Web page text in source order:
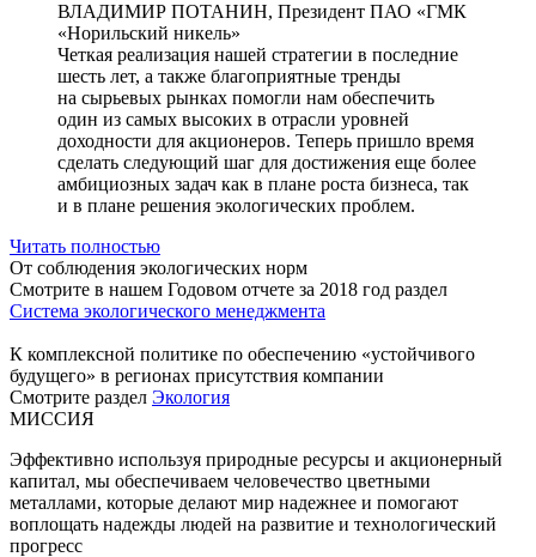
ВЛАДИМИР ПОТАНИН, Президент ПАО «ГМК
«Норильский никель»
Четкая реализация нашей стратегии в последние
шесть лет, а также благоприятные тренды
на сырьевых рынках помогли нам обеспечить
один из самых высоких в отрасли уровней
доходности для акционеров. Теперь пришло время
сделать следующий шаг для достижения еще более
амбициозных задач как в плане роста бизнеса, так
и в плане решения экологических проблем.
Читать полностью
От соблюдения экологических норм
Смотрите в нашем Годовом отчете за 2018 год раздел
Система экологического менеджмента
К комплексной политике по обеспечению «устойчивого
будущего» в регионах присутствия компании
Смотрите раздел Экология
МИССИЯ
Эффективно используя природные ресурсы и акционерный
капитал, мы обеспечиваем человечество цветными
металлами, которые делают мир надежнее и помогают
воплощать надежды людей на развитие и технологический
прогресс